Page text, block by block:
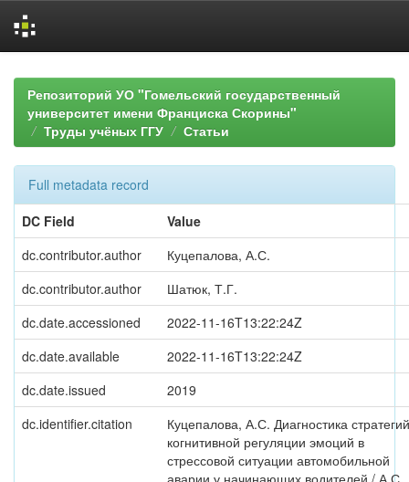
navigationРепозиторий УО "Гомельский государственный
университет имени Франциска Скорины"
Труды учёных ГГУ
Статьи
Full metadata record
DC Field
Value
dc.contributor.author
Куцепалова, А.С.
dc.contributor.author
Шатюк, Т.Г.
dc.date.accessioned
2022-11-16T13:22:24Z
dc.date.available
2022-11-16T13:22:24Z
dc.date.issued
2019
dc.identifier.citation
Куцепалова, А.С. Диагностика стратегий
когнитивной регуляции эмоций в
стрессовой ситуации автомобильной
аварии у начинающих водителей / А.С.